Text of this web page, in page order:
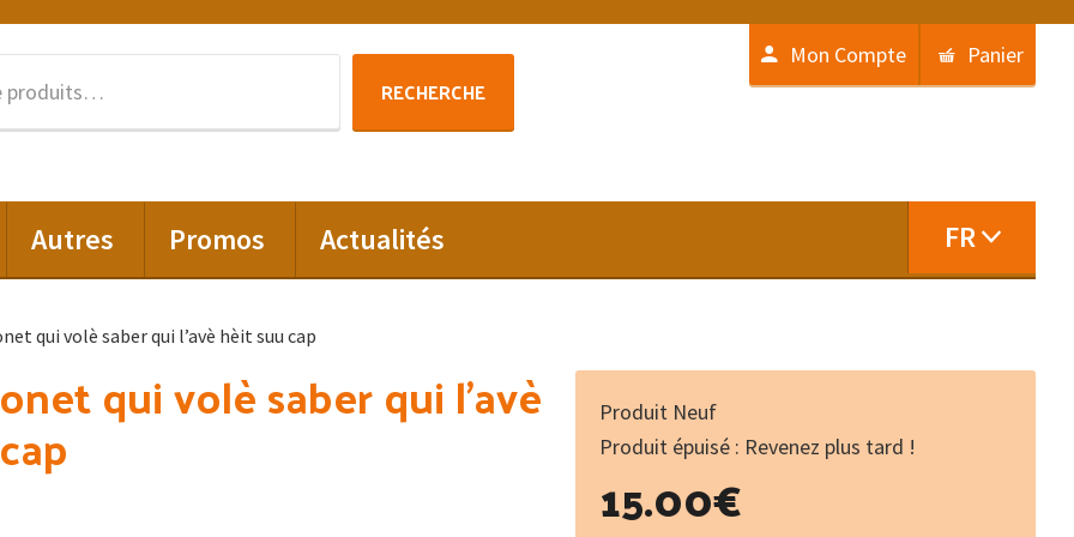
RECHERCHE
Mon Compte Panier
Autres Promos Actualités FR
qui volè saber qui l’avè hèit suu cap
qui volè saber qui l’avè
Produit Neuf
Produit épuisé : Revenez plus tard !
15.00€